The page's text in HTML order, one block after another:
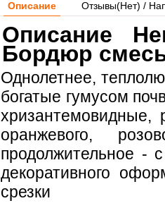
Описание Отзывы(Нет) /
Описание
Бордюр
Однолетнее,
богатые гумусом
хризантемовидные,
оранжевого,
продолжительное -
декоративного
срезки